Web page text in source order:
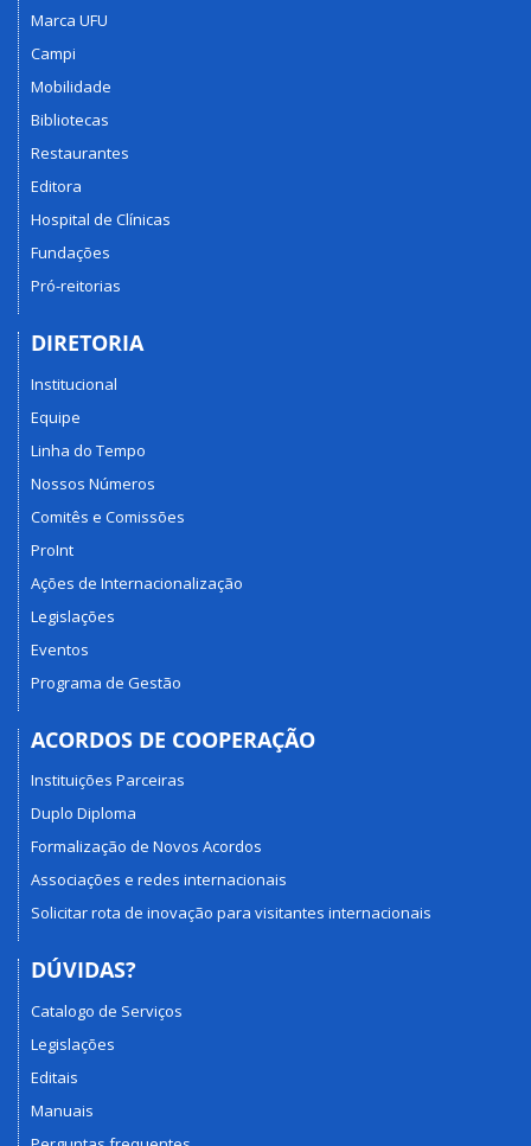
Marca UFU
Campi
Mobilidade
Bibliotecas
Restaurantes
Editora
Hospital de Clínicas
Fundações
Pró-reitorias
DIRETORIA
Institucional
Equipe
Linha do Tempo
Nossos Números
Comitês e Comissões
ProInt
Ações de Internacionalização
Legislações
Eventos
Programa de Gestão
ACORDOS DE COOPERAÇÃO
Instituições Parceiras
Duplo Diploma
Formalização de Novos Acordos
Associações e redes internacionais
Solicitar rota de inovação para visitantes internacionais
DÚVIDAS?
Catalogo de Serviços
Legislações
Editais
Manuais